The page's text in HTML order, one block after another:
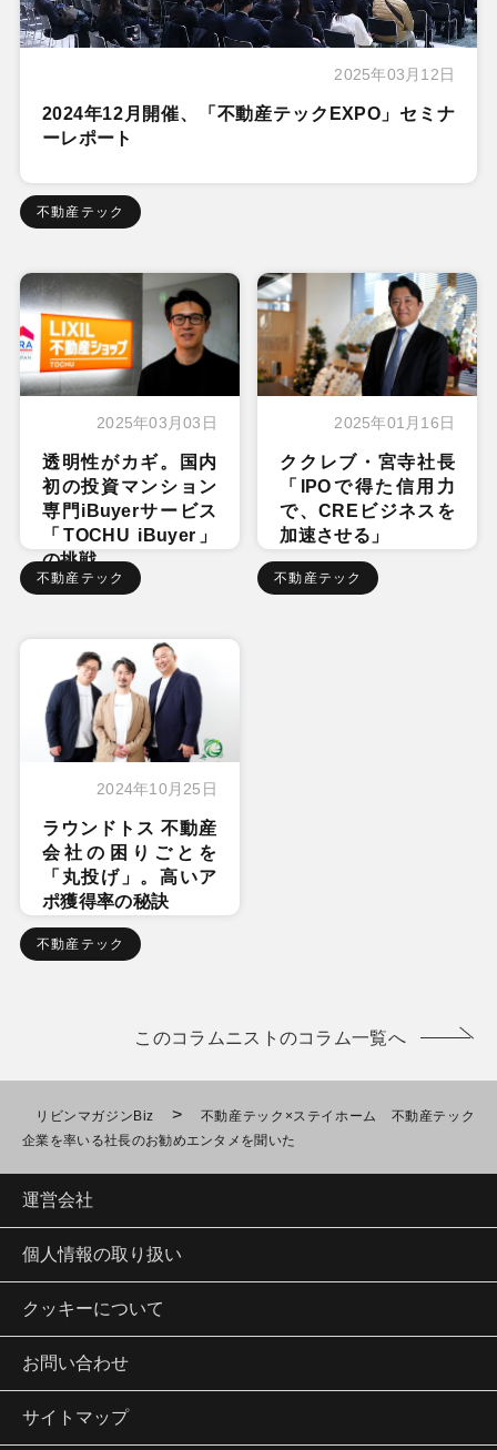
2025年03月12日
2024年12月開催、「不動産テックEXPO」セミナ
ーレポート
不動産テック
2025年03月03日
透明性がカギ。国内
初の投資マンション
専門iBuyerサービス
「TOCHU iBuyer」
の挑戦
不動産テック
2025年01月16日
ククレブ・宮寺社長
「IPOで得た信用力
で、CREビジネスを
加速させる」
不動産テック
2024年10月25日
ラウンドトス 不動産
会社の困りごとを
「丸投げ」。高いア
ポ獲得率の秘訣
不動産テック
このコラムニストのコラム一覧へ
リビンマガジンBiz >
不動産テック×ステイホーム 不動産テック
企業を率いる社長のお勧めエンタメを聞いた
運営会社
個人情報の取り扱い
クッキーについて
お問い合わせ
サイトマップ